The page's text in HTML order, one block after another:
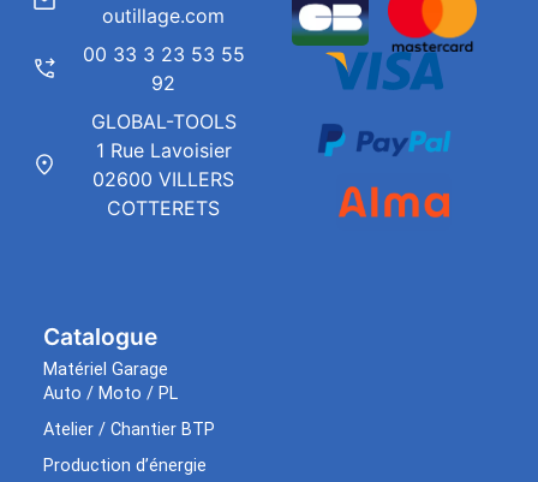
Catalogue
Matériel Garage
Auto / Moto / PL
Atelier / Chantier BTP
Production d’énergie
outillage.com
00 33 3 23 53 55
92
GLOBAL-TOOLS
1 Rue Lavoisier
02600 VILLERS
COTTERETS